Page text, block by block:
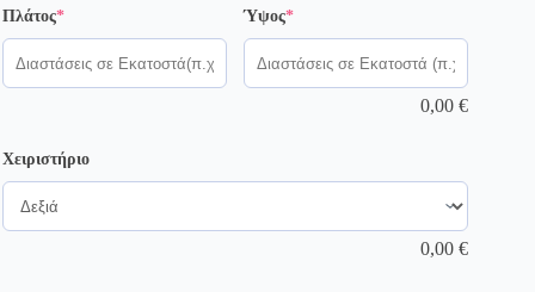
Πλάτος*(required) Ύψος*(required)
0,00€
Χειριστήριο
0,00€